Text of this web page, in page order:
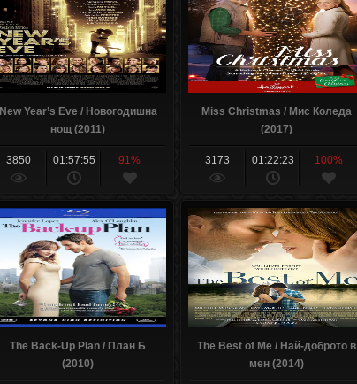
New Year’s Eve / Новогодишна
нощ (2011)
3850 01:57:55 91%
Miss Christmas / Мис Коледа
(2017)
3173 01:22:23 100%
The Back-Up Plan / План Б
(2010)
The Best of Me / Най-доброто в
мен (2014)